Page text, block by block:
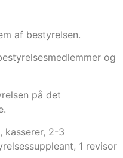
af bestyrelsen.
og
på det
2-3
1 revisor